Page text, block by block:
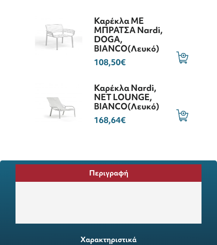
Καρέκλα ME
ΜΠΡΑΤΣΑ Nardi,
DOGA,
BIANCO(Λευκό)
108,50€
Καρέκλα Nardi,
NET LOUNGE,
BIANCO(Λευκό)
168,64€
Περιγραφή
Χαρακτηριστικά